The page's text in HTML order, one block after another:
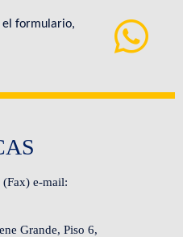
el formulario,
e-mail:
Grande, Piso 6,